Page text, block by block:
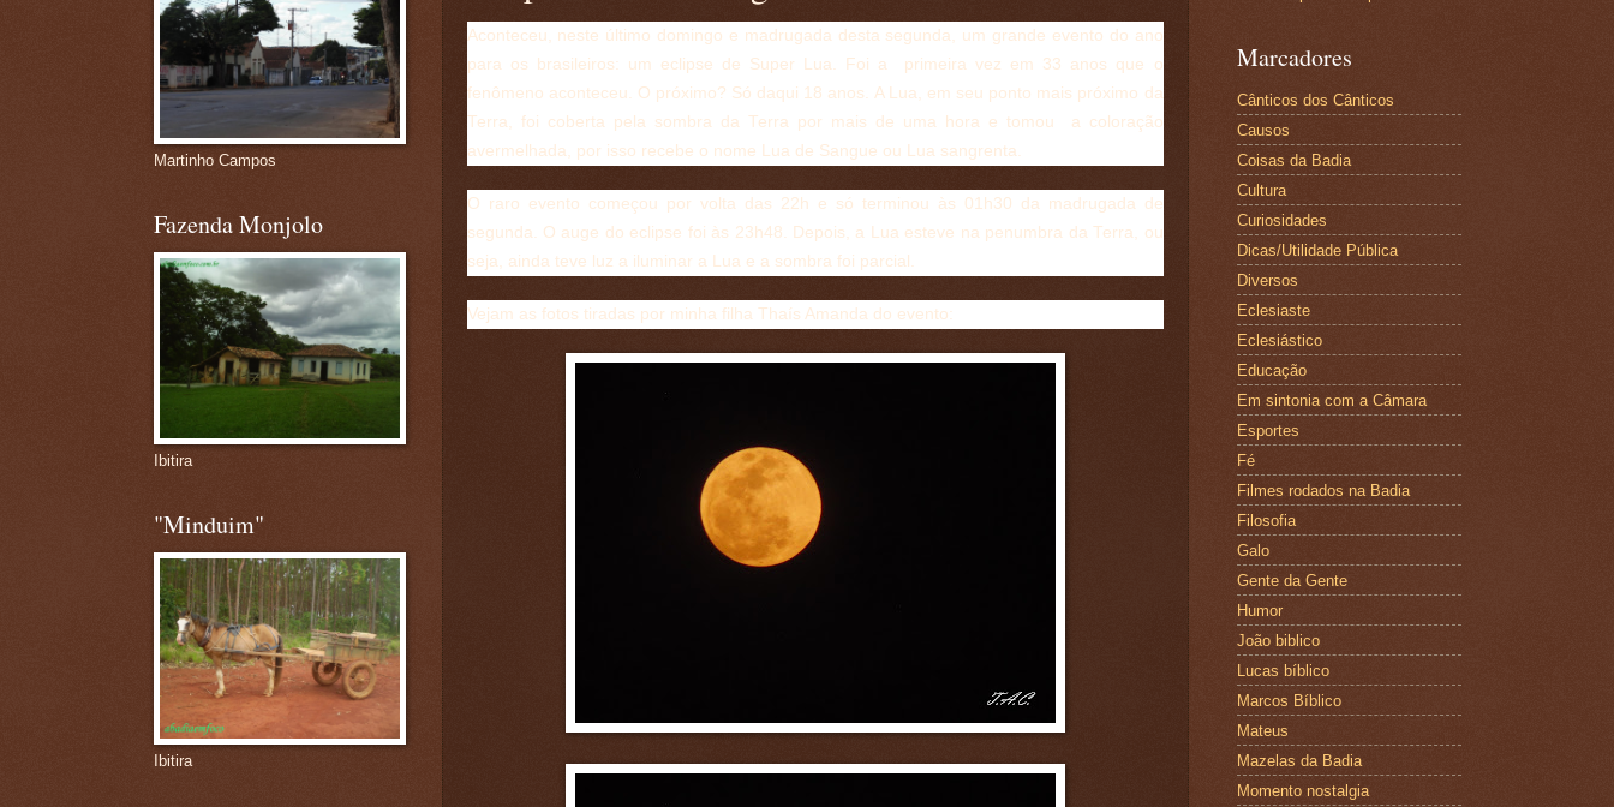
Aconteceu, neste último domingo e madrugada desta segunda, um grande evento do ano
para os brasileiros: um eclipse de Super Lua. Foi a primeira vez em 33 anos que o
fenômeno aconteceu. O próximo? Só daqui 18 anos. A Lua, em seu ponto mais próximo da
Terra, foi coberta pela sombra da Terra por mais de uma hora e tomou a coloração
avermelhada, por isso recebe o nome Lua de Sangue ou Lua sangrenta.
O raro evento começou por volta das 22h e só terminou às 01h30 da madrugada de
segunda. O auge do eclipse foi às 23h48. Depois, a Lua esteve na penumbra da Terra, ou
seja, ainda teve luz a iluminar a Lua e a sombra foi parcial.
Vejam as fotos tiradas por minha filha Thaís Amanda do evento:
Martinho Campos
Fazenda Monjolo
Ibitira
"Minduim"
Ibitira
Marcadores
Cânticos dos Cânticos
Causos
Coisas da Badia
Cultura
Curiosidades
Dicas/Utilidade Pública
Diversos
Eclesiaste
Eclesiástico
Educação
Em sintonia com a Câmara
Esportes
Fé
Filmes rodados na Badia
Filosofia
Galo
Gente da Gente
Humor
João biblico
Lucas bíblico
Marcos Bíblico
Mateus
Mazelas da Badia
Momento nostalgia